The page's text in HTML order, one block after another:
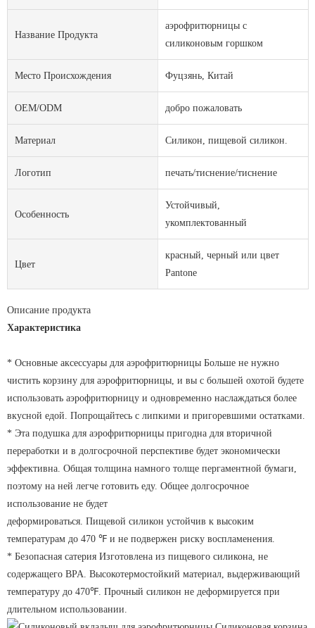
Название Продукта
аэрофритюрницы с
силиконовым горшком
Место Происхождения Фуцзянь, Китай
OEM/ODM добро пожаловать
Материал Силикон, пищевой силикон.
Логотип печать/тиснение/тиснение
Особенность
Устойчивый,
укомплектованный
Цвет
красный, черный или цвет
Pantone
Описание продукта
Характеристика
* Основные аксессуары для аэрофритюрницы Больше не нужно
чистить корзину для аэрофритюрницы, и вы с большей охотой будете
использовать аэрофритюрницу и одновременно наслаждаться более
вкусной едой. Попрощайтесь с липкими и пригоревшими остатками.
* Эта подушка для аэрофритюрницы пригодна для вторичной
переработки и в долгосрочной перспективе будет экономически
эффективна. Общая толщина намного толще пергаментной бумаги,
поэтому на ней легче готовить еду. Общее долгосрочное
использование не будет
деформироваться. Пищевой силикон устойчив к высоким
температурам до 470 ℉ и не подвержен риску воспламенения.
* Безопасная сатерия Изготовлена ​​из пищевого силикона, не
содержащего BPA. Высокотермостойкий материал, выдерживающий
температуру до 470℉. Прочный силикон не деформируется при
длительном использовании.